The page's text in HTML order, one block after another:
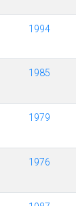
1994
1985
1979
1976